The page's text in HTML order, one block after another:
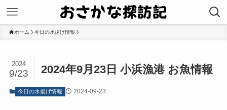
ホーム 今日の水揚げ情報
2024年9月23日 小浜漁港 お魚情報
2024
9/23
今日の水揚げ情報 2024-09-23